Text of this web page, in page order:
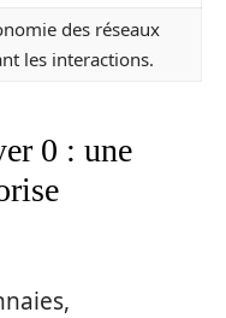
des réseaux
les interactions.
0 : une